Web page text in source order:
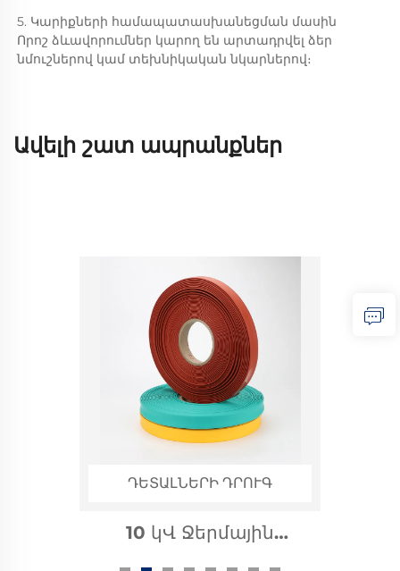
5. Կարիքների համապատասխանեցման մասին
Որոշ ձևավորումներ կարող են արտադրվել ձեր
նմուշներով կամ տեխնիկական նկարներով։
Ավելի շատ ապրանքներ
ԴԵՏԱԼՆԵՐԻ ԴՐՈՒԳ
10 կՎ Ջերմային